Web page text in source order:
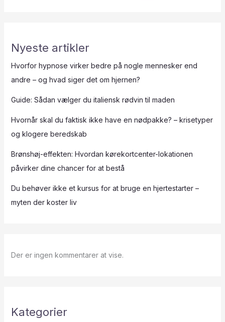
Nyeste artikler
Hvorfor hypnose virker bedre på nogle mennesker end
andre – og hvad siger det om hjernen?
Guide: Sådan vælger du italiensk rødvin til maden
Hvornår skal du faktisk ikke have en nødpakke? – krisetyper
og klogere beredskab
Brønshøj-effekten: Hvordan kørekortcenter-lokationen
påvirker dine chancer for at bestå
Du behøver ikke et kursus for at bruge en hjertestarter –
myten der koster liv
Der er ingen kommentarer at vise.
Kategorier